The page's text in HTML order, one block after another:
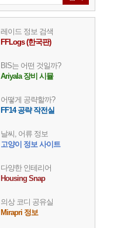
레이드 정보 검색
FFLogs (한국판)
BIS는 어떤 것일까?
Ariyala 장비 시뮬
어떻게 공략할까?
FF14 공략 작전실
날씨, 어류 정보
고양이 정보 사이트
다양한 인테리어
Housing Snap
의상 코디 공유실
Mirapri 정보